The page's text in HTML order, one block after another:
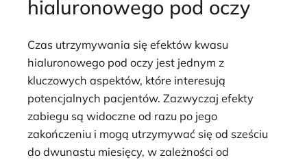
hialuronowego pod oczy
Czas utrzymywania się efektów kwasu
hialuronowego pod oczy jest jednym z
kluczowych aspektów, które interesują
potencjalnych pacjentów. Zazwyczaj efekty
zabiegu są widoczne od razu po jego
zakończeniu i mogą utrzymywać się od sześciu
do dwunastu miesięcy, w zależności od